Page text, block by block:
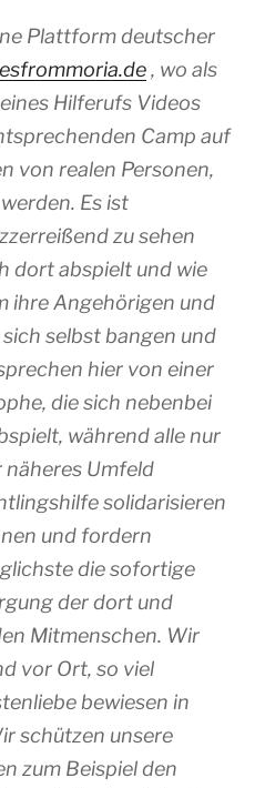
Plattform deutscher
, wo als
Hilferufs Videos
Camp auf
von realen Personen,
Es ist
zu sehen
dort abspielt und wie
ihre Angehörigen und
selbst bangen und
hier von einer
die sich nebenbei
während alle nur
näheres Umfeld
solidarisieren
und fordern
die sofortige
der dort und
Mitmenschen. Wir
vor Ort, so viel
bewiesen in
schützen unsere
zum Beispiel den